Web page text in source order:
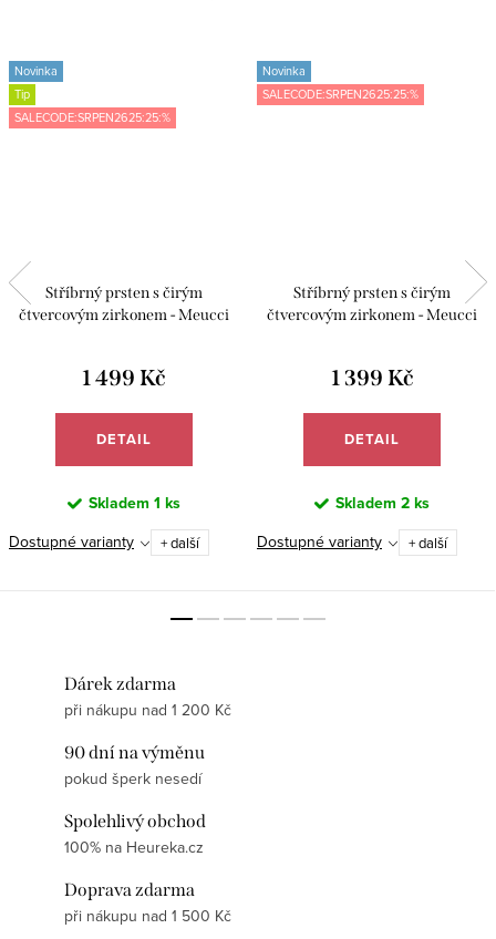
Novinka
Tip
SALECODE:SRPEN2625:25:%
Stříbrný prsten s čirým
čtvercovým zirkonem - Meucci
1 499 Kč
DETAIL
Skladem 1 ks
Dostupné varianty + další
Novinka
SALECODE:SRPEN2625:25:%
Stříbrný prsten s čirým
čtvercovým zirkonem - Meucci
1 399 Kč
DETAIL
Skladem 2 ks
Dostupné varianty + další
Dárek zdarma
při nákupu nad 1 200 Kč
90 dní na výměnu
pokud šperk nesedí
Spolehlivý obchod
100% na Heureka.cz
Doprava zdarma
při nákupu nad 1 500 Kč